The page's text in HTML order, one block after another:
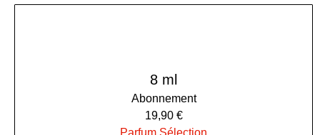
8 ml
Abonnement
19,90 €
Parfum Sélection